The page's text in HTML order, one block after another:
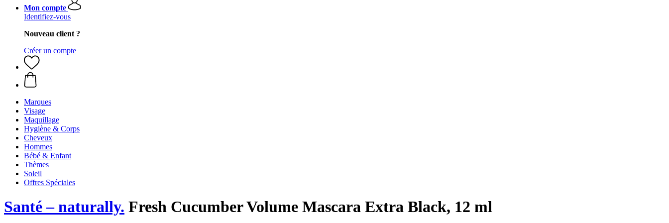
Mon compte
Identifiez-vous
Nouveau client ?
Créer un compte
Marques
Visage
Maquillage
Hygiène & Corps
Cheveux
Hommes
Bébé & Enfant
Thèmes
Soleil
Offres Spéciales
Santé – naturally. Fresh Cucumber Volume Mascara Extra Black, 12 ml